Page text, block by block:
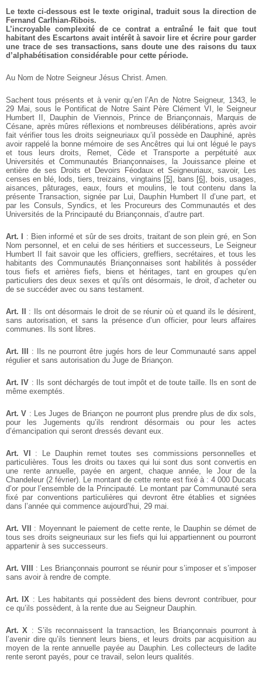
Le texte ci-dessous est le texte original, traduit sous la direction de
Fernand Carlhian-Ribois.
L’incroyable complexité de ce contrat a entraîné le fait que tout
habitant des Escartons avait intérêt à savoir lire et écrire pour garder
une trace de ses transactions, sans doute une des raisons du taux
d’alphabétisation considérable pour cette période.
Au Nom de Notre Seigneur Jésus Christ. Amen.
Sachent tous présents et à venir qu’en l’An de Notre Seigneur, 1343, le
29 Mai, sous le Pontificat de Notre Saint Père Clément VI, le Seigneur
Humbert II, Dauphin de Viennois, Prince de Briançonnais, Marquis de
Césane, après mûres réflexions et nombreuses délibérations, après avoir
fait vérifier tous les droits seigneuriaux qu’il possède en Dauphiné, après
avoir rappelé la bonne mémoire de ses Ancêtres qui lui ont légué le pays
et tous leurs droits, Remet, Cède et Transporte a perpétuité aux
Universités et Communautés Briançonnaises, la Jouissance pleine et
entière de ses Droits et Devoirs Féodaux et Seigneuriaux, savoir, Les
censes en blé, lods, tiers, treizains, vingtains [5] , bans [6] , bois, usages,
aisances, pâturages, eaux, fours et moulins, le tout contenu dans la
présente Transaction, signée par Lui, Dauphin Humbert II d’une part, et
par les Consuls, Syndics, et les Procureurs des Communautés et des
Universités de la Principauté du Briançonnais, d’autre part.
Art. I : Bien informé et sûr de ses droits, traitant de son plein gré, en Son
Nom personnel, et en celui de ses héritiers et successeurs, Le Seigneur
Humbert II fait savoir que les officiers, greffiers, secrétaires, et tous les
habitants des Communautés Briançonnaises sont habilités à posséder
tous fiefs et arrières fiefs, biens et héritages, tant en groupes qu’en
particuliers des deux sexes et qu’ils ont désormais, le droit, d’acheter ou
de se succéder avec ou sans testament.
Art. II : Ils ont désormais le droit de se réunir où et quand ils le désirent,
sans autorisation, et sans la présence d’un officier, pour leurs affaires
communes. Ils sont libres.
Art. III : Ils ne pourront être jugés hors de leur Communauté sans appel
régulier et sans autorisation du Juge de Briançon.
Art. IV : Ils sont déchargés de tout impôt et de toute taille. Ils en sont de
même exemptés.
Art. V : Les Juges de Briançon ne pourront plus prendre plus de dix sols,
pour les Jugements qu’ils rendront désormais ou pour les actes
d’émancipation qui seront dressés devant eux.
Art. VI : Le Dauphin remet toutes ses commissions personnelles et
particulières. Tous les droits ou taxes qui lui sont dus sont convertis en
une rente annuelle, payée en argent, chaque année, le Jour de la
Chandeleur (2 février). Le montant de cette rente est fixé à : 4 000 Ducats
d’or pour l’ensemble de la Principauté. Le montant par Communauté sera
fixé par conventions particulières qui devront être établies et signées
dans l’année qui commence aujourd’hui, 29 mai.
Art. VII : Moyennant le paiement de cette rente, le Dauphin se démet de
tous ses droits seigneuriaux sur les fiefs qui lui appartiennent ou pourront
appartenir à ses successeurs.
Art. VIII : Les Briançonnais pourront se réunir pour s’imposer et s’imposer
sans avoir à rendre de compte.
Art. IX : Les habitants qui possèdent des biens devront contribuer, pour
ce qu’ils possèdent, à la rente due au Seigneur Dauphin.
Art. X : S’ils reconnaissent la transaction, les Briançonnais pourront à
l’avenir dire qu’ils tiennent leurs biens, et leurs droits par acquisition au
moyen de la rente annuelle payée au Dauphin. Les collecteurs de ladite
rente seront payés, pour ce travail, selon leurs qualités.